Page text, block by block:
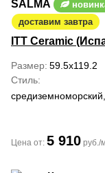
SALMA
доставим завтра
ITT Ceramic
Размер 59.5x119.2
Стиль
Цена от: 5 910 руб./